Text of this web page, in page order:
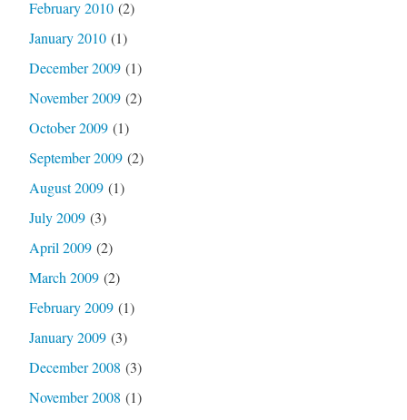
February 2010(2)
January 2010(1)
December 2009(1)
November 2009(2)
October 2009(1)
September 2009(2)
August 2009(1)
July 2009(3)
April 2009(2)
March 2009(2)
February 2009(1)
January 2009(3)
December 2008 (3)
November 2008 (1)